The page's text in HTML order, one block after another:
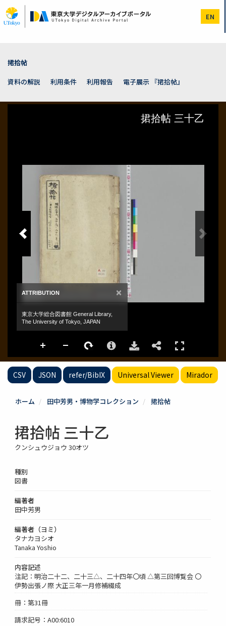
イ
ン
EN
捃拾帖
資料の解説
利用条件 利用報告 電子展示 『捃拾帖』
CSV JSON refer/BibIX Universal Viewer Mirador
ホーム 田中芳男・博物学コレクション 捃拾帖
捃拾帖 三十乙
クンシュウジョウ 30オツ
種別
図書
編著者
田中芳男
編著者（ヨミ）
タナカヨシオ
Tanaka Yoshio
内容記述
注記：明治二十二、二十三△、二十四年〇頃 △第三回博覧会 〇
伊勢出張ノ際 大正三年一月修補綴成
冊：第31冊
請求記号：A00:6010